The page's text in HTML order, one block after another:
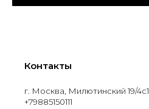
Контакты
г. Москва, Милютинский 19/4с1
+79885150111